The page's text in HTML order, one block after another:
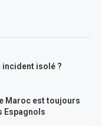
incident isolé ?
Maroc est toujours
Espagnols